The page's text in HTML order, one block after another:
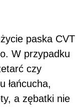
paska CVT
W przypadku
czy
łańcucha,
a zębatki nie